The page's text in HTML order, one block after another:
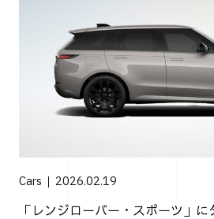
Cars 2026.02.19
「レンジローバー・スポーツ」